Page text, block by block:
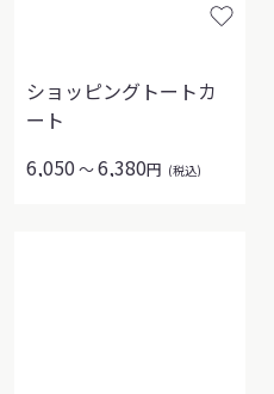
ショッピングトートカ
ート
6,050 ～6,380円 (税込)